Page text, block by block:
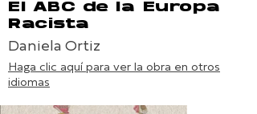
El ABC de la Europa
Racista
Daniela Ortiz
Haga clic aquí para ver la obra en otros
idiomas